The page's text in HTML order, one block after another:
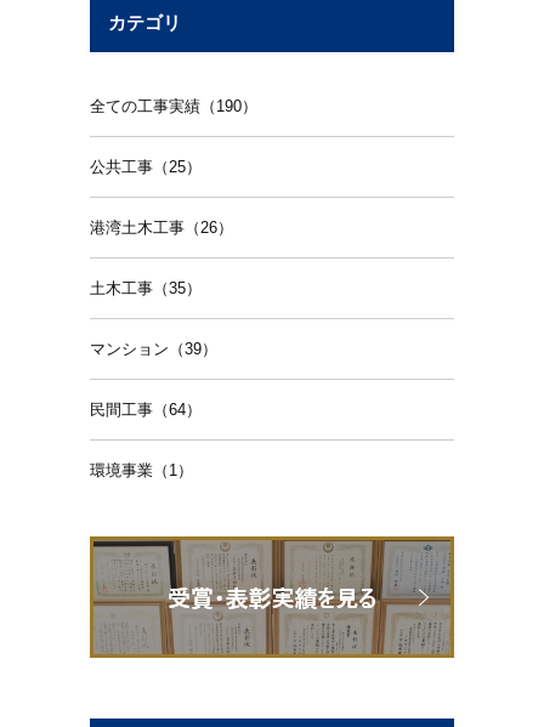
カテゴリ
全ての工事実績（190）
公共工事（25）
港湾土木工事（26）
土木工事（35）
マンション（39）
民間工事（64）
環境事業（1）